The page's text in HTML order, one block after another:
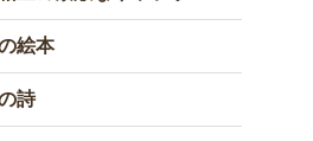
絵本
詩